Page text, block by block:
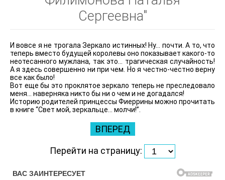
Сергеевна"
И вовсе я не трогала Зеркало истинных! Ну… почти. А то, что
теперь вместо будущей королевы оно показывает какого-то
неотесанного мужлана, так это… трагическая случайность!
А я здесь совершенно ни при чем. Но я честно-честно верну
все как было!
Вот еще бы это проклятое зеркало теперь не преследовало
меня… наверняка никто бы ни о чем и не догадался!
Историю родителей принцессы Фиеррины можно прочитать
в книге “Свет мой, зеркальце… молчи!”.
ВПЕРЕД
Перейти на страницу: